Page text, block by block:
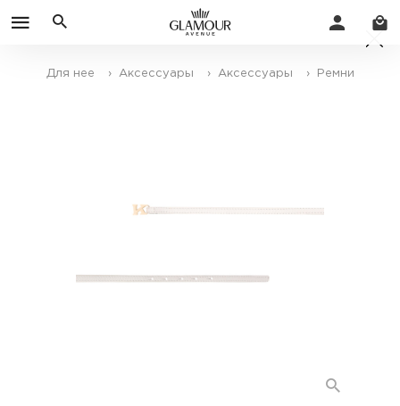
Для нее › Аксессуары › Аксессуары › Ремни